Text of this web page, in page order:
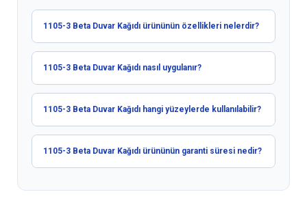
1105-3 Beta Duvar Kağıdı ürününün özellikleri nelerdir?
1105-3 Beta Duvar Kağıdı nasıl uygulanır?
1105-3 Beta Duvar Kağıdı hangi yüzeylerde kullanılabilir?
1105-3 Beta Duvar Kağıdı ürününün garanti süresi nedir?